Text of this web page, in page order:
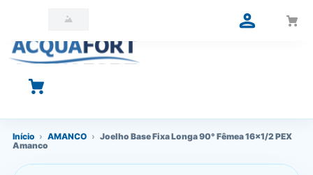
O que você está procurando?
Início › AMANCO › Joelho Base Fixa Longa 90° Fêmea 16x1/2 PEX
Amanco